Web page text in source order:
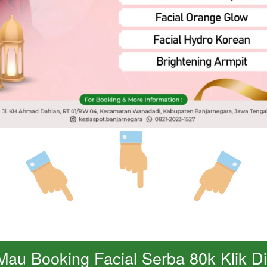
Booking Facial Serba 80k Klik